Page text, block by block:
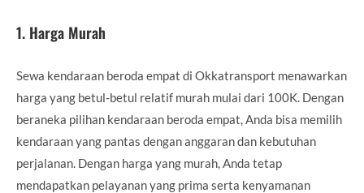
1. Harga Murah
Sewa kendaraan beroda empat di Okkatransport menawarkan
harga yang betul-betul relatif murah mulai dari 100K. Dengan
beraneka pilihan kendaraan beroda empat, Anda bisa memilih
kendaraan yang pantas dengan anggaran dan kebutuhan
perjalanan. Dengan harga yang murah, Anda tetap
mendapatkan pelayanan yang prima serta kenyamanan